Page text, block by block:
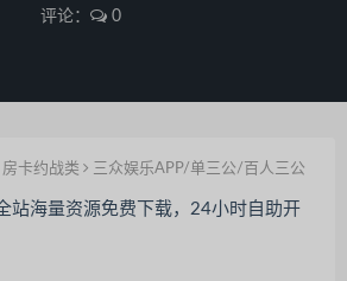
评论：
0
房卡约战类 三众娱乐APP/单三公/百人三公